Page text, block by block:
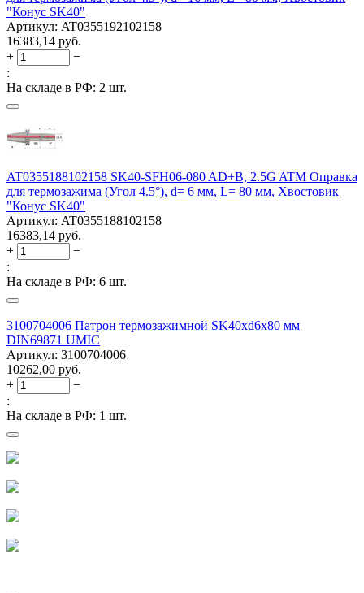
"Конус SK40"
Артикул: AT0355192102158
16383,14 руб.
+
−
:
На складе в РФ: 2 шт.
AT0355188102158 SK40-SFH06-080 AD+B, 2.5G ATM Оправка
для термозажима (Угол 4.5°), d= 6 мм, L= 80 мм, Хвостовик
"Конус SK40"
Артикул: AT0355188102158
16383,14 руб.
+
−
:
На складе в РФ: 6 шт.
3100704006 Патрон термозажимной SK40xd6x80 мм
DIN69871 UMIC
Артикул: 3100704006
10262,00 руб.
+
−
:
На складе в РФ: 1 шт.